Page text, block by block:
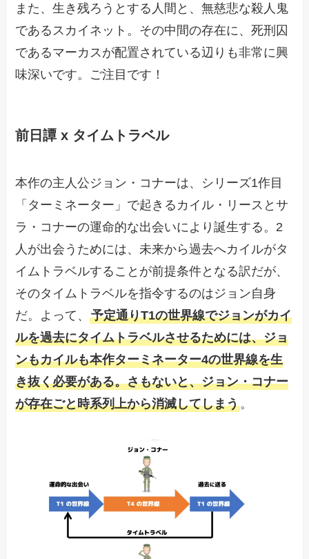
また、生き残ろうとする人間と、無慈悲な殺人鬼
であるスカイネット。その中間の存在に、死刑囚
であるマーカスが配置されている辺りも非常に興
味深いです。ご注目です！
前日譚 x タイムトラベル
本作の主人公ジョン・コナーは、シリーズ1作目
「ターミネーター」で起きるカイル・リースとサ
ラ・コナーの運命的な出会いにより誕生する。2
人が出会うためには、未来から過去へカイルがタ
イムトラベルすることが前提条件となる訳だが、
そのタイムトラベルを指令するのはジョン自身
だ。よって、予定通りT1の世界線でジョンがカイ
ルを過去にタイムトラベルさせるためには、ジョ
ンもカイルも本作ターミネーター4の世界線を生
き抜く必要がある。さもないと、ジョン・コナー
が存在ごと時系列上から消滅してしまう。